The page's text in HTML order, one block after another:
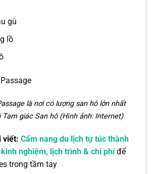
gù
lồ
là nơi có lượng san hô lớn nhất
Tam giác San hô (Hình ảnh: Internet)
viết: Cẩm nang du lịch tự túc thành
nghiệm, lịch trình & chi phí để
trong tầm tay